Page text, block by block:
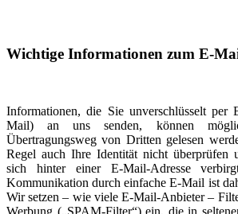
Wichtige Informationen zum E-
Informationen, die Sie unverschlüsselt per
Mail) an uns senden, können
Übertragungsweg von Dritten gelesen
Regel auch Ihre Identität nicht überprüfen
sich hinter einer E-Mail-Adresse
Kommunikation durch einfache E-Mail ist
Wir setzen – wie viele E-Mail-Anbieter –